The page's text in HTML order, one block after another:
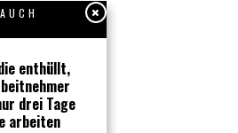
enthüllt,
drei Tage
arbeiten